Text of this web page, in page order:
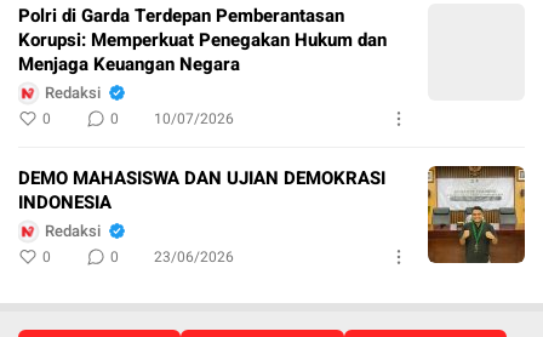
Polri di Garda Terdepan Pemberantasan
Korupsi: Memperkuat Penegakan Hukum dan
Menjaga Keuangan Negara
Redaksi
0 0 10/07/2026
DEMO MAHASISWA DAN UJIAN DEMOKRASI
INDONESIA
Redaksi
0 0 23/06/2026